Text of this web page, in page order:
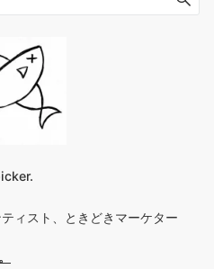
ィスト、ときどきマーケター
。